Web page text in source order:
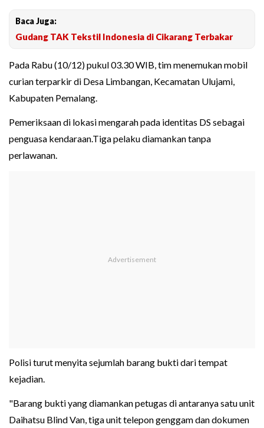
Baca Juga:
Gudang TAK Tekstil Indonesia di Cikarang Terbakar
Pada Rabu (10/12) pukul 03.30 WIB, tim menemukan mobil
curian terparkir di Desa Limbangan, Kecamatan Ulujami,
Kabupaten Pemalang.
Pemeriksaan di lokasi mengarah pada identitas DS sebagai
penguasa kendaraan.Tiga pelaku diamankan tanpa
perlawanan.
Polisi turut menyita sejumlah barang bukti dari tempat
kejadian.
"Barang bukti yang diamankan petugas di antaranya satu unit
Daihatsu Blind Van, tiga unit telepon genggam dan dokumen